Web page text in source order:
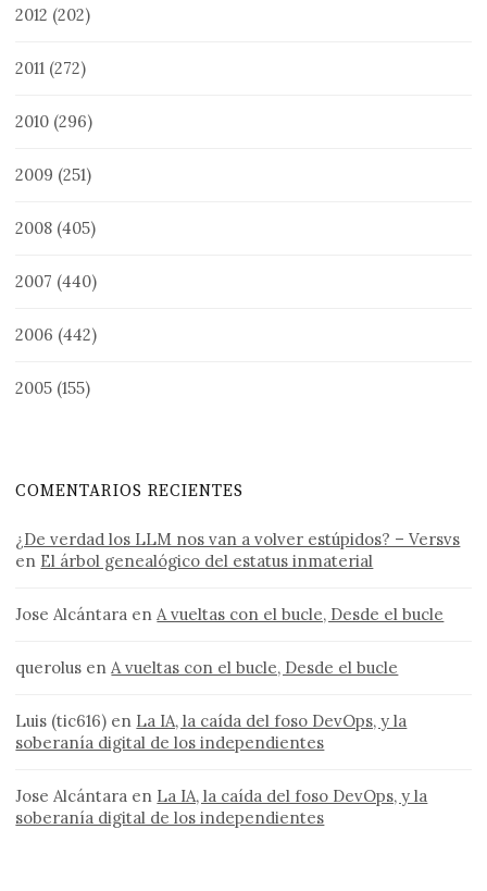
2012 (202)
2011 (272)
2010 (296)
2009 (251)
2008 (405)
2007 (440)
2006 (442)
2005 (155)
COMENTARIOS RECIENTES
¿De verdad los LLM nos van a volver estúpidos? – Versvs
en El árbol genealógico del estatus inmaterial
Jose Alcántara enA vueltas con el bucle, Desde el bucle
querolus enA vueltas con el bucle, Desde el bucle
Luis (tic616) en La IA, la caída del foso DevOps, y la
soberanía digital de los independientes
Jose Alcántara en La IA, la caída del foso DevOps, y la
soberanía digital de los independientes